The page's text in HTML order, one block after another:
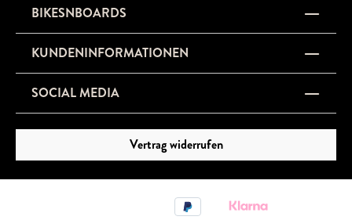
BIKESNBOARDS
KUNDENINFORMATIONEN
SOCIAL MEDIA
Vertrag widerrufen